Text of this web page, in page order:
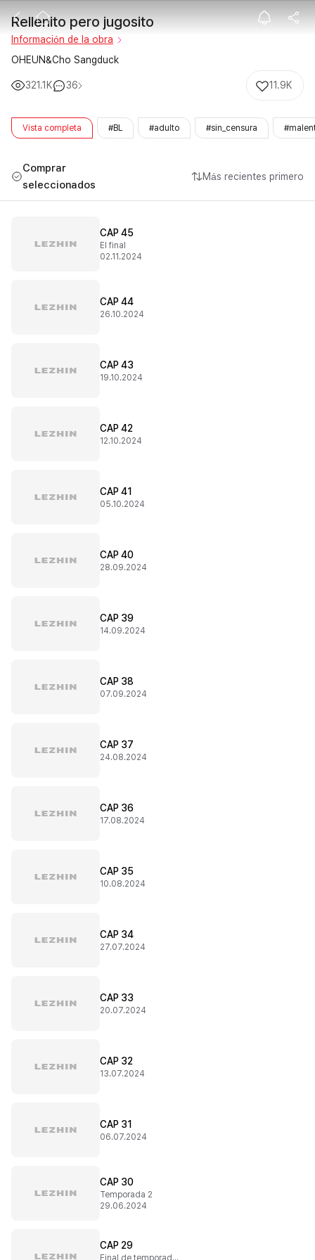
Rellenito pero
Rellenito pero jugosito
Información de la obra
OHEUN&Cho Sangduck
321.1K 36 11.9K
Vista completa #BL #adulto #sin_censura
Comprar
seleccionados
Más recientes primero
CAP 45
El final
02.11.2024
CAP 44
26.10.2024
CAP 43
19.10.2024
CAP 42
12.10.2024
CAP 41
05.10.2024
CAP 40
28.09.2024
CAP 39
14.09.2024
CAP 38
07.09.2024
CAP 37
24.08.2024
CAP 36
17.08.2024
CAP 35
10.08.2024
CAP 34
27.07.2024
CAP 33
20.07.2024
CAP 32
13.07.2024
CAP 31
06.07.2024
CAP 30
Temporada 2
29.06.2024
CAP 29
Final de temporada 1